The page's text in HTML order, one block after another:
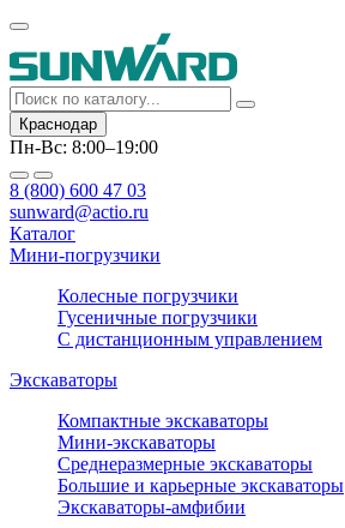
Краснодар
Пн-Вс: 8:00–19:00
8 (800) 600 47 03
sunward@actio.ru
Каталог
Мини-погрузчики
Колесные погрузчики
Гусеничные погрузчики
С дистанционным управлением
Экскаваторы
Компактные экскаваторы
Мини-экскаваторы
Среднеразмерные экскаваторы
Большие и карьерные экскаваторы
Экскаваторы-амфибии